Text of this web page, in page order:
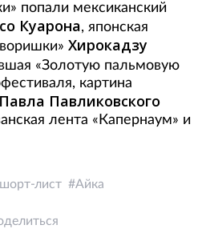
попали мексиканский
Куарона, японская
Хирокадзу
«Золотую пальмовую
картина
Павла Павликовского
лента «Капернаум» и
лист Айка